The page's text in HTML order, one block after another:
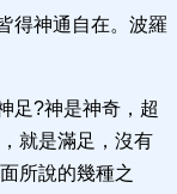
得神通自在。波羅
足?神是神奇，超
就是滿足，沒有
所說的幾種之